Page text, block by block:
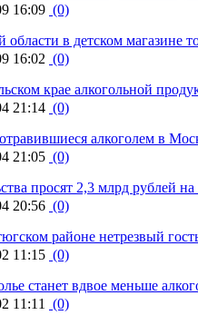
16:09 (0)
в детском магазине
16:02 (0)
крае алкогольной
21:14 (0)
алкоголем в
21:05 (0)
просят 2,3 млрд рублей
20:56 (0)
районе нетрезвый
11:15 (0)
станет вдвое меньше
11:11
(0)